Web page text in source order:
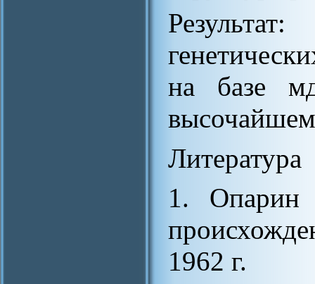
на базе
Литература
1.
1962 г.